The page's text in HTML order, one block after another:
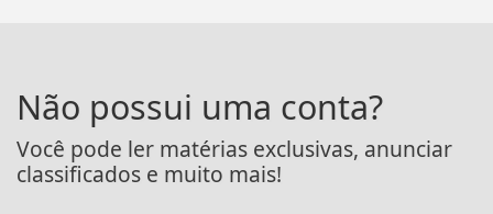
Não possui uma conta?
Você pode ler matérias exclusivas, anunciar
classificados e muito mais!